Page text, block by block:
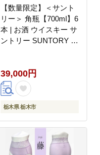
【数量限定】＜サント
リー＞ 角瓶【700ml】6
本 | お酒 ウイスキー サ
ントリー SUNTORY ハ
人気 本数選べる おすす
め 栃木 梓の森工場製
39,000円
栃木県 栃木市